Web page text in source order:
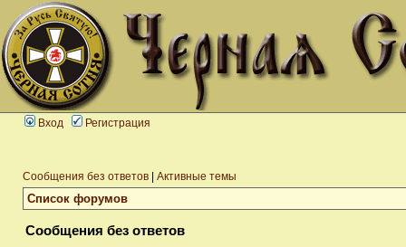
Вход Регистрация
Сообщения без ответов Активные темы
Список форумов
Сообщения без ответов